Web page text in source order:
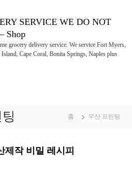
SERVICE WE DO NOT
Shop
grocery delivery service. We service Fort Myers,
Cape Coral, Bonita Springs, Naples plus
홈 우산 프린팅
제작 비밀 레시피